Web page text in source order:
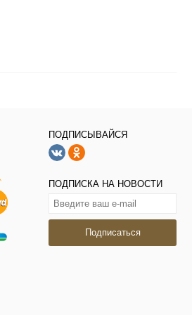
ПОДПИСЫВАЙСЯ
ПОДПИСКА НА НОВОСТИ
Подписаться